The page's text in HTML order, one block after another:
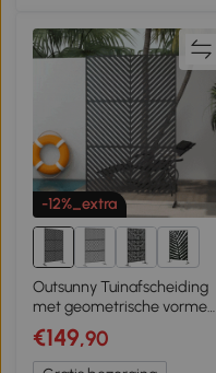
-12%_extra
1+
Outsunny Tuinafscheiding
met geometrische vormen,
metaal, 122 x 45 x 198 cm,
zwart
€149,90